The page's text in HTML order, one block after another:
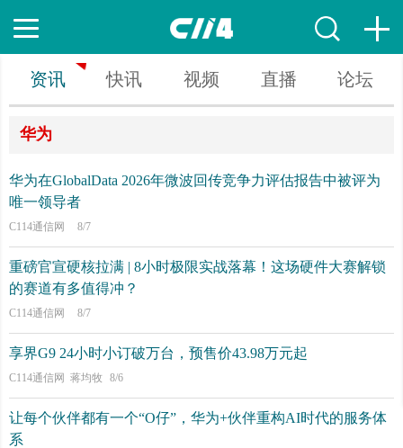
资讯 快讯 视频 直播 论坛
华为
华为在GlobalData 2026年微波回传竞争力评估报告中被评为
唯一领导者
C114通信网 8/7
重磅官宣硬核拉满 | 8小时极限实战落幕！这场硬件大赛解锁
的赛道有多值得冲？
C114通信网 8/7
享界G9 24小时小订破万台，预售价43.98万元起
C114通信网 蒋均牧 8/6
让每个伙伴都有一个“O仔”，华为+伙伴重构AI时代的服务体
系